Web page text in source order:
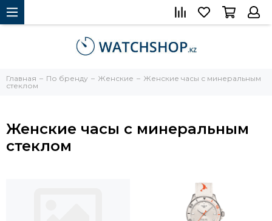
Главная По бренду Женские
Женские часы с минеральным
стеклом
Женские часы с минеральным
стеклом